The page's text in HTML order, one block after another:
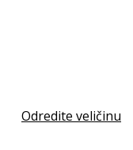
Odredite veličinu